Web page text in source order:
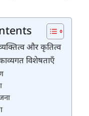
और कृतित्व
विशेषताएँ